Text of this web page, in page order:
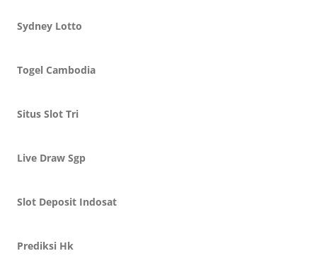
Sydney Lotto
Togel Cambodia
Situs Slot Tri
Live Draw Sgp
Slot Deposit Indosat
Prediksi Hk